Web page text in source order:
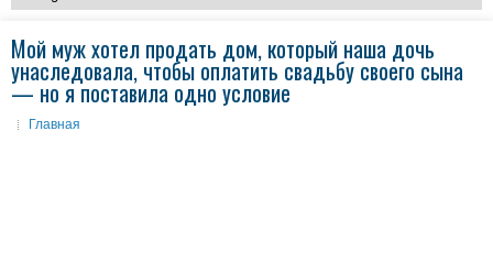
Мой муж хотел продать дом, который наша дочь
унаследовала, чтобы оплатить свадьбу своего сына
— но я поставила одно условие
Главная